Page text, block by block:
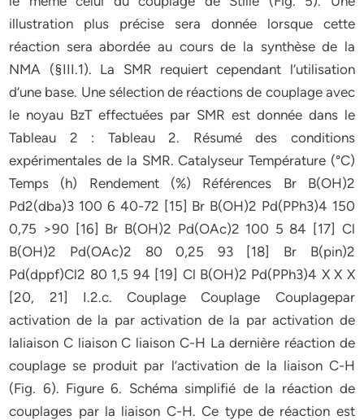
illustration plus précise sera donnée lorsque cette
réaction sera abordée au cours de la synthèse de la
NMA (§III.1). La SMR requiert cependant l’utilisation
d’une base. Une sélection de réactions de couplage avec
le noyau BzT effectuées par SMR est donnée dans le
Tableau 2 : Tableau 2. Résumé des conditions
expérimentales de la SMR. Catalyseur Température (°C)
Temps (h) Rendement (%) Références Br B(OH)2
Pd2(dba)3 100 6 40-72 [15] Br B(OH)2 Pd(PPh3)4 150
0,75 >90 [16] Br B(OH)2 Pd(OAc)2 100 5 84 [17] Cl
B(OH)2 Pd(OAc)2 80 0,25 93 [18] Br B(pin)2
Pd(dppf)Cl2 80 1,5 94 [19] Cl B(OH)2 Pd(PPh3)4 X X X
[20, 21] I.2.c. Couplage Couplage Couplagepar
activation de la par activation de la par activation de
laliaison C liaison C liaison C-H La dernière réaction de
couplage se produit par l’activation de la liaison C-H
(Fig. 6). Figure 6. Schéma simplifié de la réaction de
couplages par la liaison C-H. Ce type de réaction est